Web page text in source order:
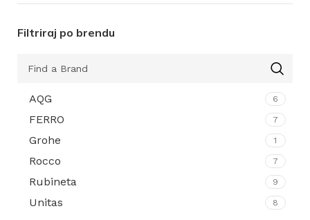
Filtriraj po brendu
AQG 6
FERRO 7
Grohe 1
Rocco 7
Rubineta 9
Unitas 8